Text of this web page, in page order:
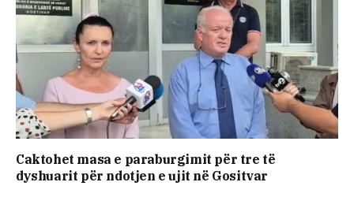
Caktohet masa e paraburgimit për tre të
dyshuarit për ndotjen e ujit në Gositvar